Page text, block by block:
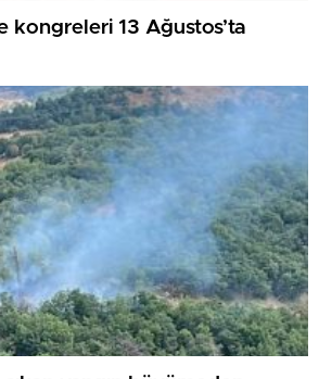
kongreleri 13 Ağustos’ta